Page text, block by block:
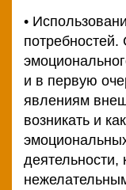
•
потребностей.
и в первую
явлениям
возникать и
деятельности,